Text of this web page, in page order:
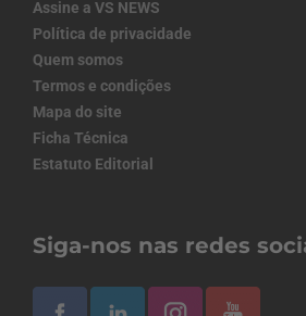
Assine a VS NEWS
Política de privacidade
Quem somos
Termos e condições
Mapa do site
Ficha Técnica
Estatuto Editorial
Siga-nos nas redes